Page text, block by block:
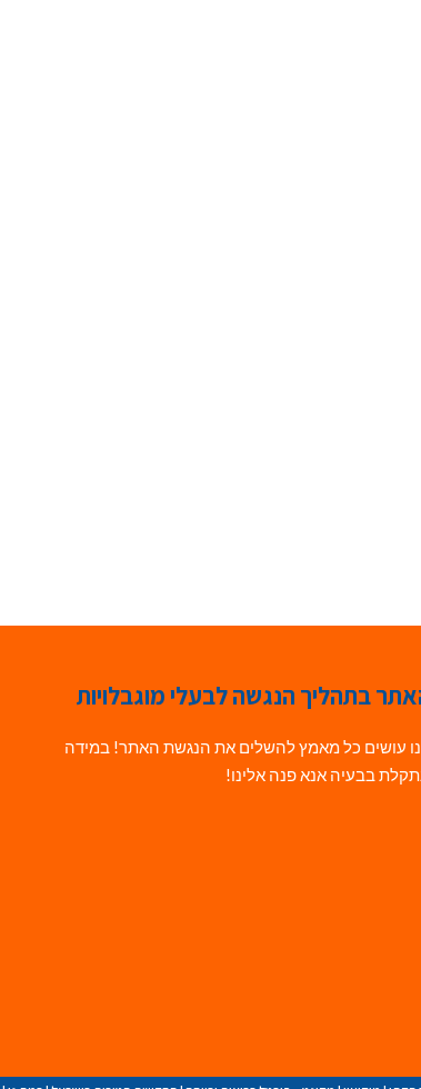
בתהליך הנגשה לבעלי מוגבלויות
עושים כל מאמץ להשלים את הנגשת האתר! במידה
בבעיה אנא פנה אלינו!